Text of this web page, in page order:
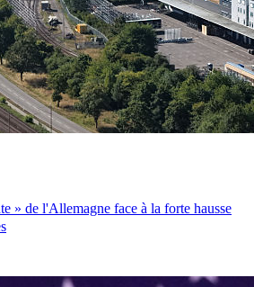
» de l'Allemagne face à la forte hausse